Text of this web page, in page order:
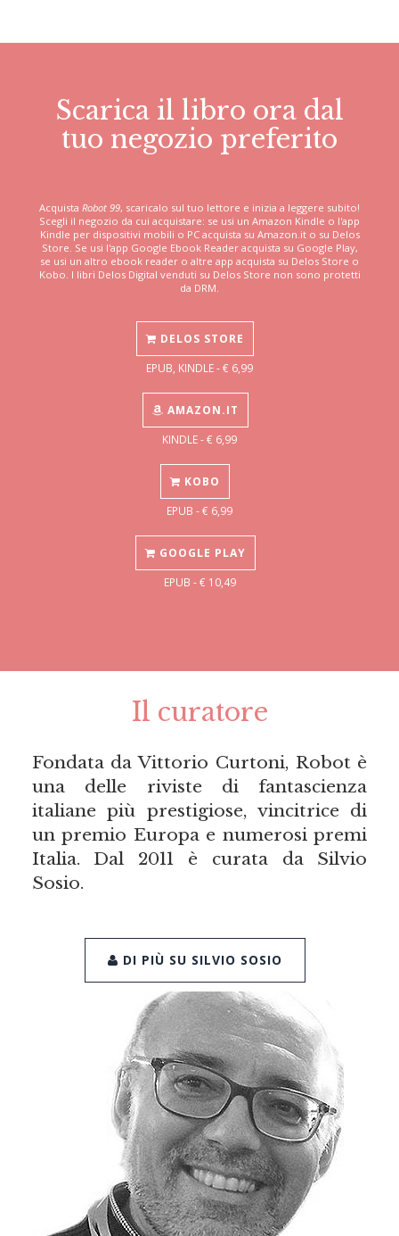
Scarica il libro ora dal
tuo negozio preferito
Acquista Robot 99, scaricalo sul tuo lettore e inizia a leggere subito!
Scegli il negozio da cui acquistare: se usi un Amazon Kindle o l'app
Kindle per dispositivi mobili o PC acquista su Amazon.it o su Delos
Store. Se usi l'app Google Ebook Reader acquista su Google Play,
se usi un altro ebook reader o altre app acquista su Delos Store o
Kobo. I libri Delos Digital venduti su Delos Store non sono protetti
da DRM.
DELOS STORE
EPUB, KINDLE - € 6,99
AMAZON.IT
KINDLE - € 6,99
KOBO
EPUB - € 6,99
GOOGLE PLAY
EPUB - € 10,49
Il curatore
Fondata da Vittorio Curtoni, Robot è
una delle riviste di fantascienza
italiane più prestigiose, vincitrice di
un premio Europa e numerosi premi
Italia. Dal 2011 è curata da Silvio
Sosio.
DI PIÙ SU SILVIO SOSIO